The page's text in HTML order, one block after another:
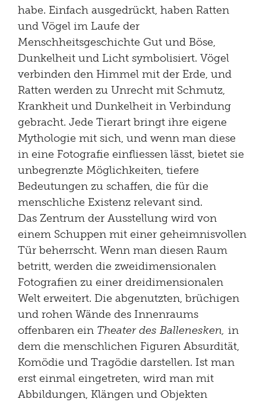
habe. Einfach ausgedrückt, haben Ratten
und Vögel im Laufe der
Menschheitsgeschichte Gut und Böse,
Dunkelheit und Licht symbolisiert. Vögel
verbinden den Himmel mit der Erde, und
Ratten werden zu Unrecht mit Schmutz,
Krankheit und Dunkelheit in Verbindung
gebracht. Jede Tierart bringt ihre eigene
Mythologie mit sich, und wenn man diese
in eine Fotografie einfliessen lässt, bietet sie
unbegrenzte Möglichkeiten, tiefere
Bedeutungen zu schaffen, die für die
menschliche Existenz relevant sind.
Das Zentrum der Ausstellung wird von
einem Schuppen mit einer geheimnisvollen
Tür beherrscht. Wenn man diesen Raum
betritt, werden die zweidimensionalen
Fotografien zu einer dreidimensionalen
Welt erweitert. Die abgenutzten, brüchigen
und rohen Wände des Innenraums
offenbaren ein Theater des Ballenesken, in
dem die menschlichen Figuren Absurdität,
Komödie und Tragödie darstellen. Ist man
erst einmal eingetreten, wird man mit
Abbildungen, Klängen und Objekten